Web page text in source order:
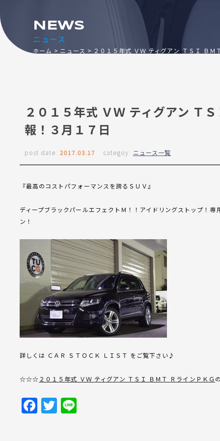
ニュース
NEWS
ホーム ニュース ２０１５年式 ＶＷ ティグアン ＴＳＩ Ｂ
２０１５年式 ＶＷ ティグアン Ｔ
報！３月１７日
post date: 2017.03.17 categoy: ニュース一覧
『最高のコストパフォーマンスを誇るＳＵＶ』
ディープブラックパールエフェクトＭ！！アイドリングストップ！
ン！
詳しくは ＣＡＲ ＳＴＯＣＫ ＬＩＳＴ をご覧下さい♪
☆☆☆ ２０１５年式 ＶＷ ティグアン ＴＳＩ ＢＭＴ ＲラインＰＫＧ
Facebook
Twitter